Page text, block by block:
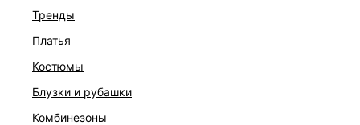
тренды
платья
костюмы
блузки и рубашки
комбинезоны